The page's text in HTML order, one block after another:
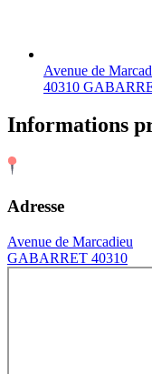
Avenue de
40310
Informations
Adresse
Avenue de Marcadieu
GABARRET 40310